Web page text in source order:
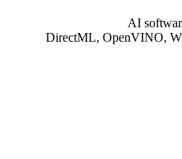
AI
DirectML, OpenVINO,